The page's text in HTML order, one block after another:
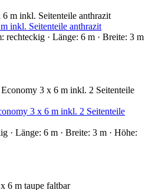
inkl. Seitenteile anthrazit
rechteckig · Länge: 6 m · Breite: 3 m
3 x 6 m inkl. 2 Seitenteile
· Länge: 6 m · Breite: 3 m · Höhe: